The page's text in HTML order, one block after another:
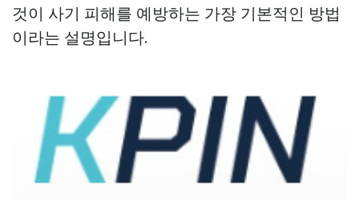
것이 사기 피해를 예방하는 가장 기본적인 방법
이라는 설명입니다.